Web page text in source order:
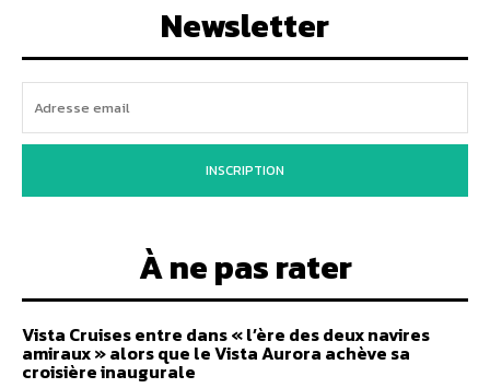
Newsletter
INSCRIPTION
À ne pas rater
Vista Cruises entre dans « l’ère des deux navires
amiraux » alors que le Vista Aurora achève sa
croisière inaugurale